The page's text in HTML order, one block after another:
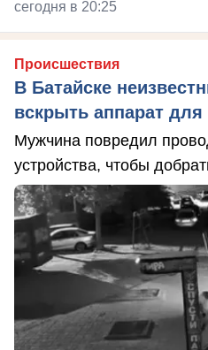
сегодня в 20:25
Происшествия
В Батайске
вскрыть аппарат для
Мужчина повредил
устройства, чтобы